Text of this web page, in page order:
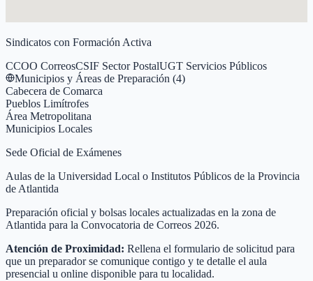
Sindicatos con Formación Activa
CCOO CorreosCSIF Sector PostalUGT Servicios Públicos
Municipios y Áreas de Preparación (4)
Cabecera de Comarca
Pueblos Limítrofes
Área Metropolitana
Municipios Locales
Sede Oficial de Exámenes
Aulas de la Universidad Local o Institutos Públicos de la Provincia
de Atlantida
Preparación oficial y bolsas locales actualizadas en la zona de
Atlantida para la Convocatoria de Correos 2026.
Atención de Proximidad: Rellena el formulario de solicitud para
que un preparador se comunique contigo y te detalle el aula
presencial u online disponible para tu localidad.